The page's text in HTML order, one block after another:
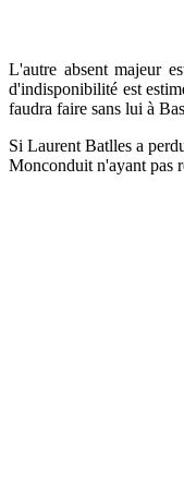
L'autre absent majeur
d'indisponibilité est
faudra faire sans lui à
Si Laurent Batlles a
Monconduit n'ayant pas